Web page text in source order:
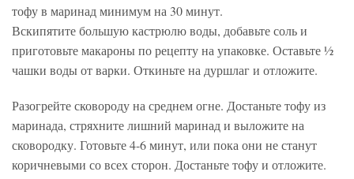
тофу в маринад минимум на 30 минут.
Вскипятите большую кастрюлю воды, добавьте соль и
приготовьте макароны по рецепту на упаковке. Оставьте ½
чашки воды от варки. Откиньте на дуршлаг и отложите.
Разогрейте сковороду на среднем огне. Достаньте тофу из
маринада, стряхните лишний маринад и выложите на
сковородку. Готовьте 4-6 минут, или пока они не станут
коричневыми со всех сторон. Достаньте тофу и отложите.